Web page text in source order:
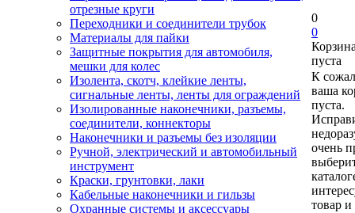
отрезные круги
Переходники и соединители трубок
Материалы для пайки
Защитные покрытия для автомобиля,
мешки для колес
Изолента, скотч, клейкие ленты,
сигнальные ленты, ленты для ограждений
Изолированные наконечники, разъемы,
соединители, коннекторы
Наконечники и разъемы без изоляции
Ручной, электрический и автомобильный
инструмент
Краски, грунтовки, лаки
Кабельные наконечники и гильзы
Охранные системы и аксессуары
0
0
пуста
К
ваша
пуста.
очень
товар и